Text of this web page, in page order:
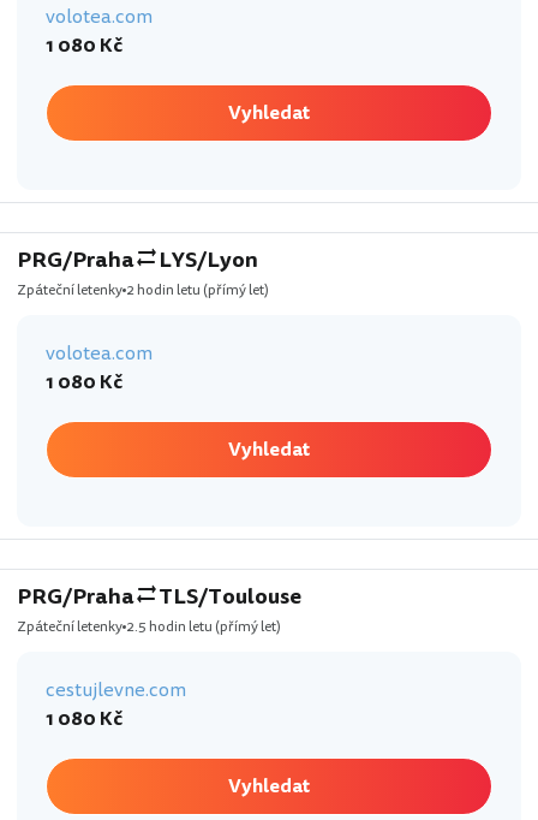
volotea.com
1 080 Kč
Vyhledat
PRG/Praha LYS/Lyon
Zpáteční letenky 2 hodin letu (přímý let)
volotea.com
1 080 Kč
Vyhledat
PRG/Praha TLS/Toulouse
Zpáteční letenky 2.5 hodin letu (přímý let)
cestujlevne.com
1 080 Kč
Vyhledat